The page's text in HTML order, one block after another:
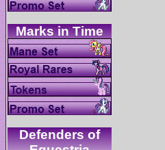
Defenders of